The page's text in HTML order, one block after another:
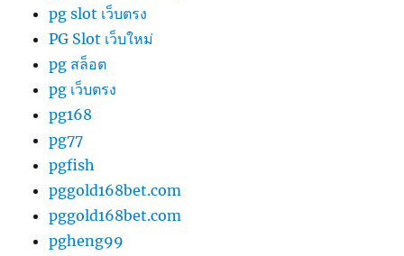
pg slot เว็บตรง
PG Slot เว็บใหม่
pg สล็อต
pg เว็บตรง
pg168
pg77
pgfish
pggold168bet.com
pggold168bet.com
pgheng99